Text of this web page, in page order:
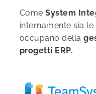
ComeSystem
internamente sia le
occupano della
progetti ERP.